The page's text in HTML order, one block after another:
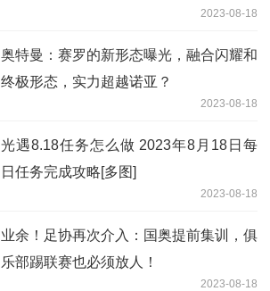
2023-08-18
奥特曼：赛罗的新形态曝光，融合闪耀和
终极形态，实力超越诺亚？
2023-08-18
光遇8.18任务怎么做 2023年8月18日每
日任务完成攻略[多图]
2023-08-18
业余！足协再次介入：国奥提前集训，俱
乐部踢联赛也必须放人！
2023-08-18